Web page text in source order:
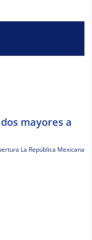
mayores a
La República Mexicana